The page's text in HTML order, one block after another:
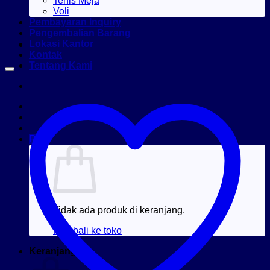
Voli
Pembayaran Inquiry
Pengembalian Barang
Lokasi Kantor
Kontak
Tentang Kami
Rp
Tidak ada produk di keranjang.
Kembali ke toko
Keranjang